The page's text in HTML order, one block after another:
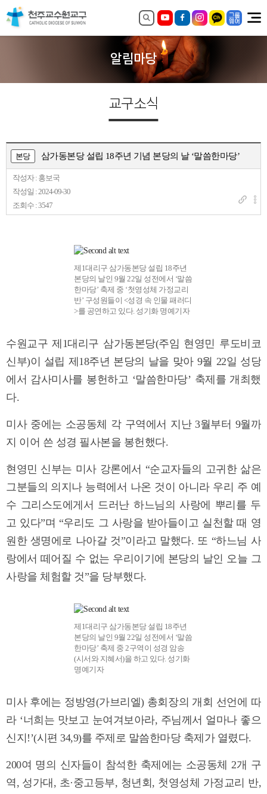
알림마당
교구소식
본당 삼가동본당 설립 18주년 기념 본당의 날 ‘말씀한마당’
작성자 : 홍보국
작성일 : 2024-09-30
조회수 : 3547
제1대리구 삼가동본당 설립 18주년
본당의 날인 9월 22일 성전에서 ‘말씀
한마당’ 축제 중 ‘첫영성체 가정교리
반’ 구성원들이 <성경 속 인물 패러디
>를 공연하고 있다. 성기화 명예기자
수원교구 제1대리구 삼가동본당(주임 현영민 루도비코
신부)이 설립 제18주년 본당의 날을 맞아 9월 22일 성당
에서 감사미사를 봉헌하고 ‘말씀한마당’ 축제를 개최했
다.
미사 중에는 소공동체 각 구역에서 지난 3월부터 9월까
지 이어 쓴 성경 필사본을 봉헌했다.
현영민 신부는 미사 강론에서 “순교자들의 고귀한 삶은
그분들의 의지나 능력에서 나온 것이 아니라 우리 주 예
수 그리스도에게서 드러난 하느님의 사랑에 뿌리를 두
고 있다”며 “우리도 그 사랑을 받아들이고 실천할 때 영
원한 생명에로 나아갈 것”이라고 말했다. 또 “하느님 사
랑에서 떼어질 수 없는 우리이기에 본당의 날인 오늘 그
사랑을 체험할 것”을 당부했다.
제1대리구 삼가동본당 설립 18주년
본당의 날인 9월 22일 성전에서 ‘말씀
한마당’ 축제 중 2구역이 성경 암송
(시서와 지혜서)을 하고 있다. 성기화
명예기자
미사 후에는 정방영(가브리엘) 총회장의 개회 선언에 따
라 ‘너희는 맛보고 눈여겨보아라, 주님께서 얼마나 좋으
신지!’(시편 34,9)를 주제로 말씀한마당 축제가 열렸다.
200여 명의 신자들이 참석한 축제에는 소공동체 2개 구
역, 성가대, 초·중고등부, 청년회, 첫영성체 가정교리 반,